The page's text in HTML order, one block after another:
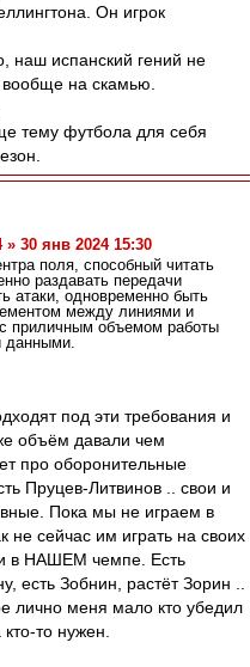
Он игрок
наш испанский гений не
на скамью.
тему футбола для себя
30 янв 2024 15:30
поля, способный читать
раздавать передачи
атаки, одновременно быть
между линиями и
приличным объемом работы
данными.
под эти требования и
объём давали чем
про оборонительные
Пруцев-Литвинов .. свои и
Пока мы не играем в
не сейчас им играть на своих
в НАШЕМ чемпе. Есть
есть Зобнин, растёт Зорин ..
лично меня мало кто убедил
то нужен.